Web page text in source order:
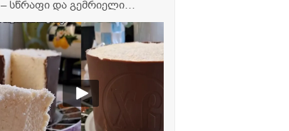
– სწრაფი და გემრიელი